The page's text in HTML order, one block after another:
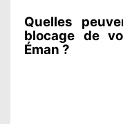
Quelles
blocage de
Éman ?